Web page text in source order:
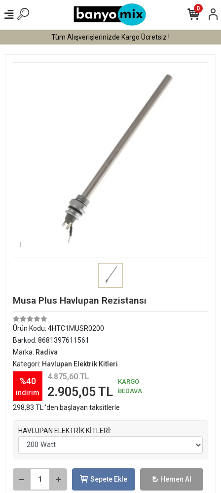
Tüm Alışverişlerinizde Kargo Ücretsiz !
0
Musa Plus Havlupan Rezistansı
Ürün Kodu: 4HTC1MUSR0200
Barkod: 8681397611561
Marka: Radiva
Kategori: Havlupan Elektrik Kitleri
%40
indirim
4.875,60 TL
2.905,05 TL
KARGO
BEDAVA
298,83 TL 'den başlayan taksitlerle
HAVLUPAN ELEKTRİK KİTLERİ:
Sepete Ekle Hemen Al